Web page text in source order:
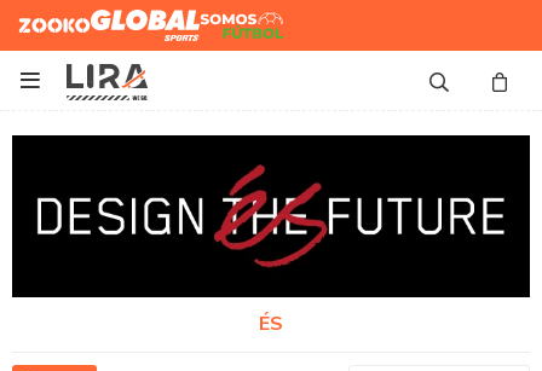
Zooko Global Sports
Somos
Futbol

ÉS